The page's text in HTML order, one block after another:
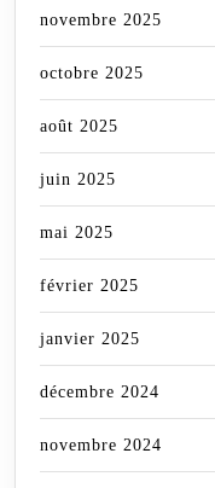
novembre 2025
octobre 2025
août 2025
juin 2025
mai 2025
février 2025
janvier 2025
décembre 2024
novembre 2024